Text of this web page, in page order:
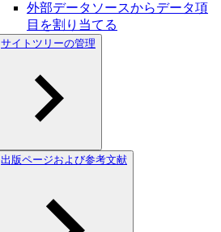
外部データソースからデータ項
目を割り当てる
サイトツリーの管理
出版ページおよび参考文献